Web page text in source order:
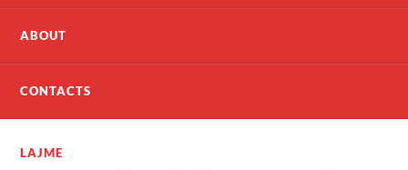
ABOUT
CONTACTS
LAJME